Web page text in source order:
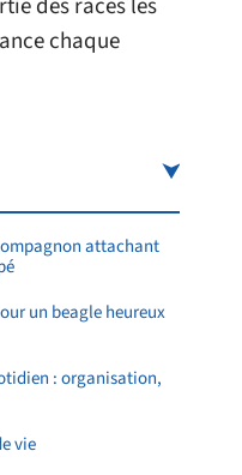
des races les
chaque
attachant
un beagle heureux
: organisation,
vie